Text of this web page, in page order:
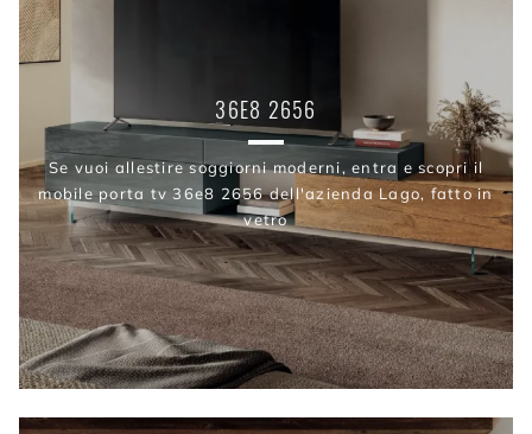
36E8 2656
Se vuoi allestire soggiorni moderni, entra e scopri il
mobile porta tv 36e8 2656 dell'azienda Lago, fatto in
vetro